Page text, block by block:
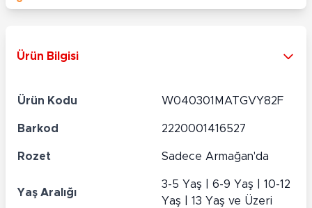
Ürün Bilgisi
Ürün Kodu W040301MATGVY82F
Barkod 2220001416527
Rozet Sadece Armağan'da
Yaş Aralığı
3-5 Yaş | 6-9 Yaş | 10-12
Yaş | 13 Yaş ve Üzeri